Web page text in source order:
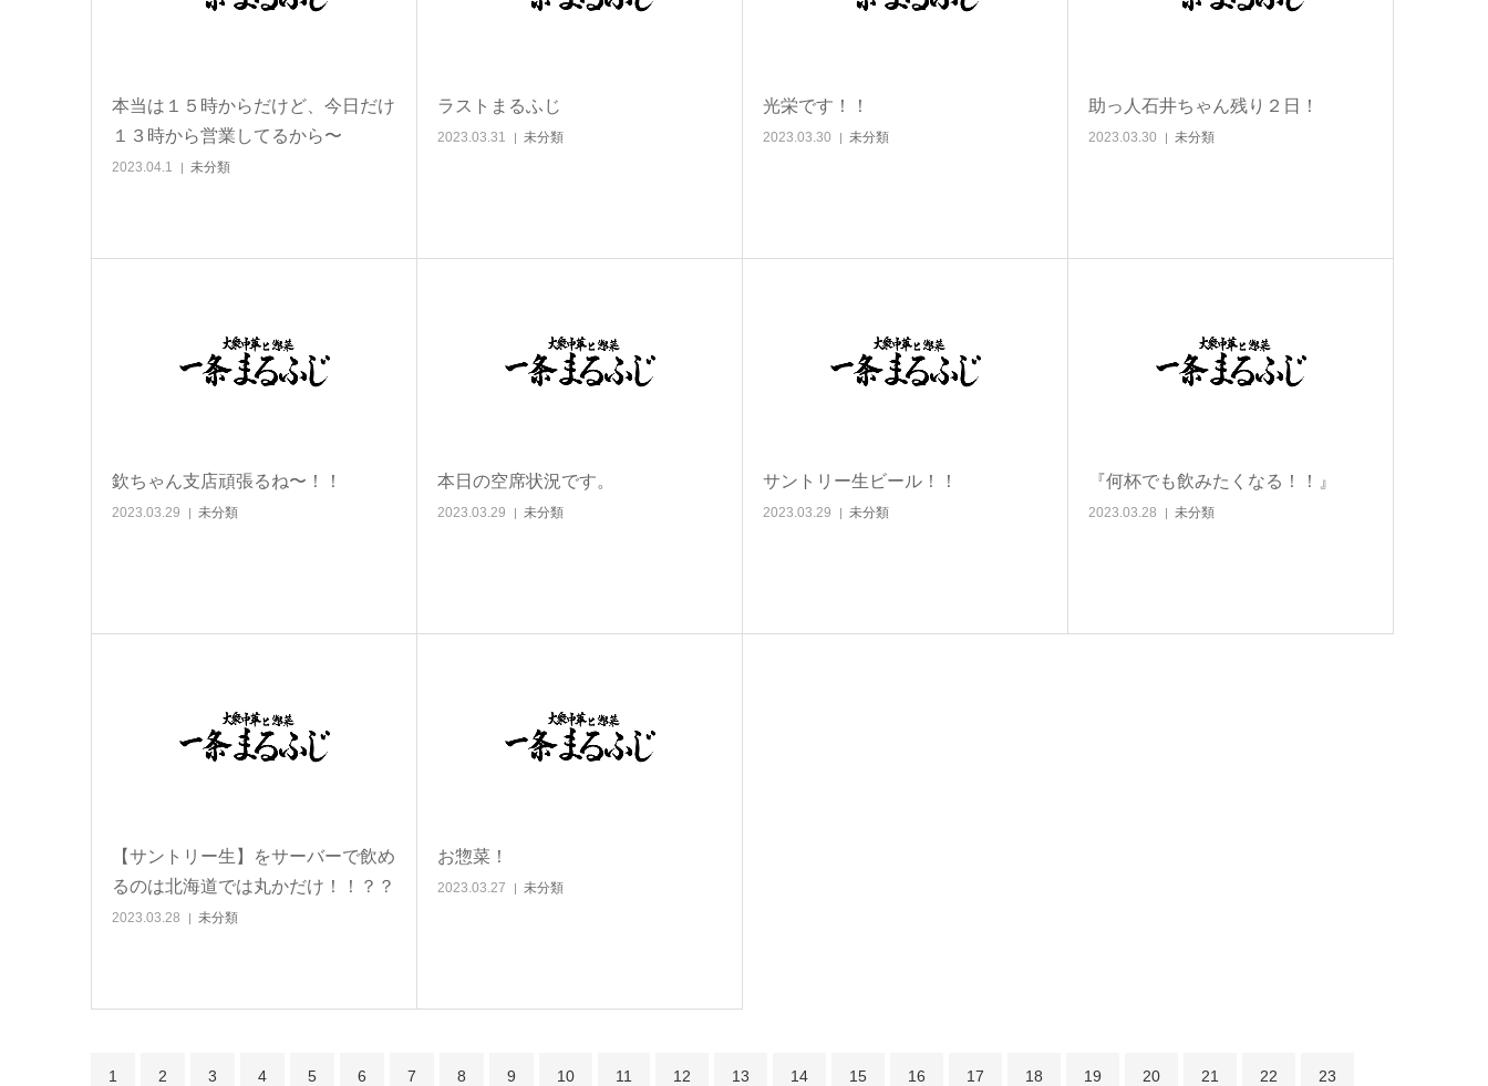
本当は１５時からだけど、今日だけ
１３時から営業してるから〜
2023.04.1 未分類
ラストまるふじ
2023.03.31 未分類
光栄です！！
2023.03.30 未分類
助っ人石井ちゃん残り２日！
2023.03.30 未分類
欽ちゃん支店頑張るね〜！！
2023.03.29 未分類
本日の空席状況です。
2023.03.29 未分類
サントリー生ビール！！
2023.03.29 未分類
『何杯でも飲みたくなる！！』
2023.03.28 未分類
【サントリー生】をサーバーで飲め
るのは北海道では丸かだけ！！？？
2023.03.28 未分類
お惣菜！
2023.03.27 未分類
1 2 3 4 5 6 7 8 9 10 11 12 13 14 15 16 17 18 19 20 21 22 23